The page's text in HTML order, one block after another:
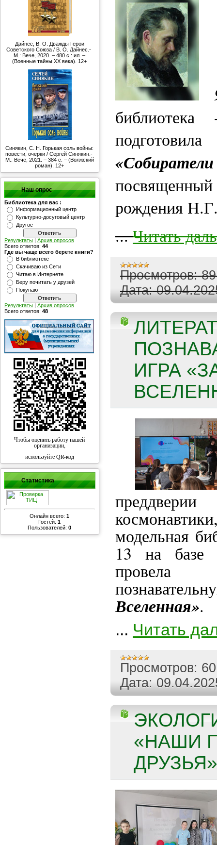
Дайнес, В. О. Дважды Герои
Советского Союза / В. О. Дайнес.-
М.: Вече, 2020. – 480 с.: ил. –
(Военные тайны ХХ века). 12+
Синякин, С. Н. Горькая соль войны:
повести, очерки / Сергей Синякин.-
М.: Вече, 2021. – 384 с. – (Волжский
роман). 12+
Наш опрос
Библиотека для вас :
Информационный центр
Культурно-досуговый центр
Другое
Результаты | Архив опросов
Всего ответов: 44
Где вы чаще всего берете книги?
В библиотеке
Скачиваю из Сети
Читаю в Интернете
Беру почитать у друзей
Покупаю
Результаты | Архив опросов
Всего ответов: 48
Чтобы оценить работу нашей
организации,
используйте QR-код
Статистика
Онлайн всего:1
Гостей:1
Пользователей:0
рождения
...Читать
Просмотров: 89
Дата:
ИГРА
модельная
13 на базе
провела
Вселенная».
... Читать
Просмотров: 60
Дата:
«НАШИ